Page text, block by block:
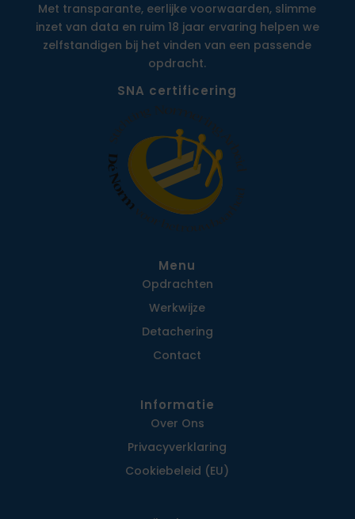
Met transparante, eerlijke voorwaarden, slimme
inzet van data en ruim 18 jaar ervaring helpen we
zelfstandigen bij het vinden van een passende
opdracht.
SNA certificering
Menu
Opdrachten
Werkwijze
Detachering
Contact
Informatie
Over Ons
Privacy­verklaring
Cookiebeleid (EU)